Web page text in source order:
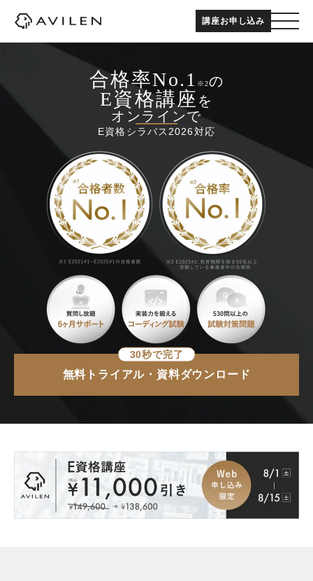
講座お申し込み
合格率No.1 ※2の
E資格講座 を
オンラインで
E資格シラバス2026対応
30秒で完了
無料トライアル・資料ダウンロード